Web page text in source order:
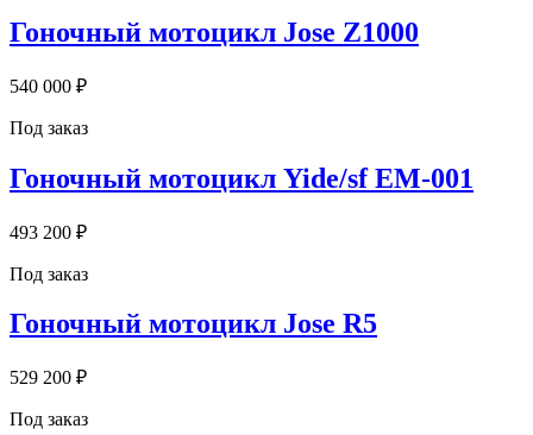
Гоночный мотоцикл Jose Z1000
540 000 ₽
Под заказ
Гоночный мотоцикл Yide/sf EM-001
493 200 ₽
Под заказ
Гоночный мотоцикл Jose R5
529 200 ₽
Под заказ